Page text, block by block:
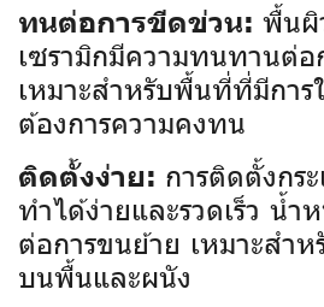
ทนต่อการขีดข่วน: พื้นผิ
เซรามิกมีความทนทานต่อ
เหมาะสำหรับพื้นที่ที่มีการ
ต้องการความคงทน
ติดตั้งง่าย: การติดตั้งกร
ทำได้ง่ายและรวดเร็ว น้ำ
ต่อการขนย้าย เหมาะสำ
บนพื้นและผนัง